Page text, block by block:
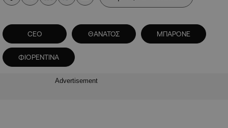
CEO ΘΑΝΑΤΟΣ ΜΠΑΡΟΝΕ
ΦΙΟΡΕΝΤΙΝΑ
Advertisement